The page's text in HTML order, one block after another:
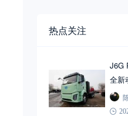
热点关注
J6G
全新